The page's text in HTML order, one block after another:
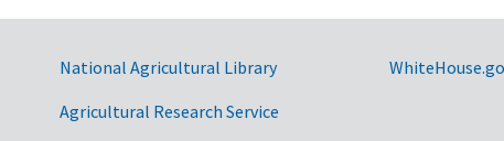
National Agricultural Library
Agricultural Research Service